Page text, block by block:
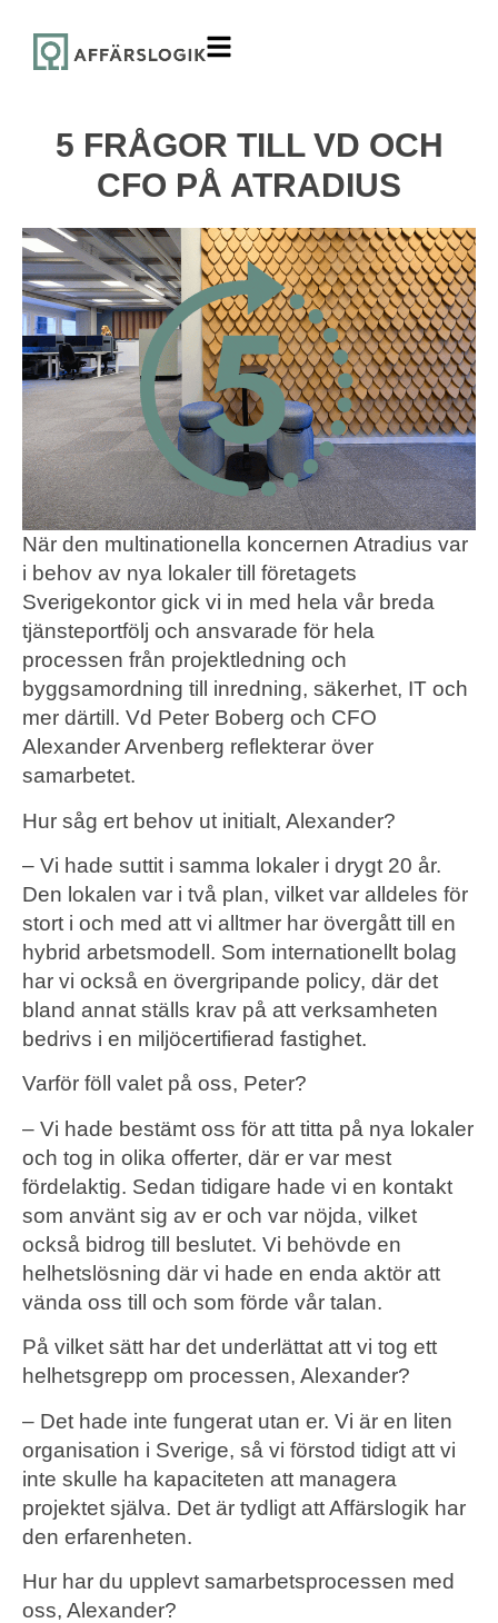
5 FRÅGOR TILL VD OCH
CFO PÅ ATRADIUS
När den multinationella koncernen Atradius var
i behov av nya lokaler till företagets
Sverigekontor gick vi in med hela vår breda
tjänsteportfölj och ansvarade för hela
processen från projektledning och
byggsamordning till inredning, säkerhet, IT och
mer därtill. Vd Peter Boberg och CFO
Alexander Arvenberg reflekterar över
samarbetet.
Hur såg ert behov ut initialt, Alexander?
– Vi hade suttit i samma lokaler i drygt 20 år.
Den lokalen var i två plan, vilket var alldeles för
stort i och med att vi alltmer har övergått till en
hybrid arbetsmodell. Som internationellt bolag
har vi också en övergripande policy, där det
bland annat ställs krav på att verksamheten
bedrivs i en miljöcertifierad fastighet.
Varför föll valet på oss, Peter?
– Vi hade bestämt oss för att titta på nya lokaler
och tog in olika offerter, där er var mest
fördelaktig. Sedan tidigare hade vi en kontakt
som använt sig av er och var nöjda, vilket
också bidrog till beslutet. Vi behövde en
helhetslösning där vi hade en enda aktör att
vända oss till och som förde vår talan.
På vilket sätt har det underlättat att vi tog ett
helhetsgrepp om processen, Alexander?
– Det hade inte fungerat utan er. Vi är en liten
organisation i Sverige, så vi förstod tidigt att vi
inte skulle ha kapaciteten att managera
projektet själva. Det är tydligt att Affärslogik har
den erfarenheten.
Hur har du upplevt samarbetsprocessen med
oss, Alexander?